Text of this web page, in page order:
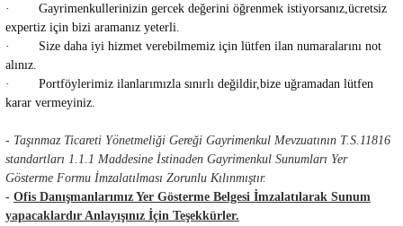
· Gayrimenkullerinizin gercek değerini öğrenmek istiyorsanız,ücretsiz
expertiz için bizi aramanız yeterli.
· Size daha iyi hizmet verebilmemiz için lütfen ilan numaralarını not
alınız.
· Portföylerimiz ilanlarımızla sınırlı değildir,bize uğramadan lütfen
karar vermeyiniz.
- Taşınmaz Ticareti Yönetmeliği Gereği Gayrimenkul Mevzuatının T.S.11816
standartları 1.1.1 Maddesine İstinaden Gayrimenkul Sunumları Yer
Gösterme Formu İmzalatılması Zorunlu Kılınmıştır.
- Ofis Danışmanlarımız Yer Gösterme Belgesi İmzalatılarak Sunum
yapacaklardır Anlayışınız İçin Teşekkürler.